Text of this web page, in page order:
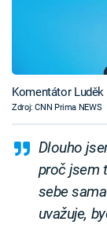
Komentátor Luděk
Zdroj: CNN Prima NEWS
Dlouho
proč jsem
sebe
uvažuje,